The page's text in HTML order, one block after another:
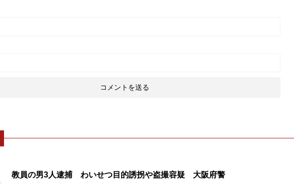
教員の男3人逮捕 わいせつ目的誘拐や盗撮容疑 大阪府警